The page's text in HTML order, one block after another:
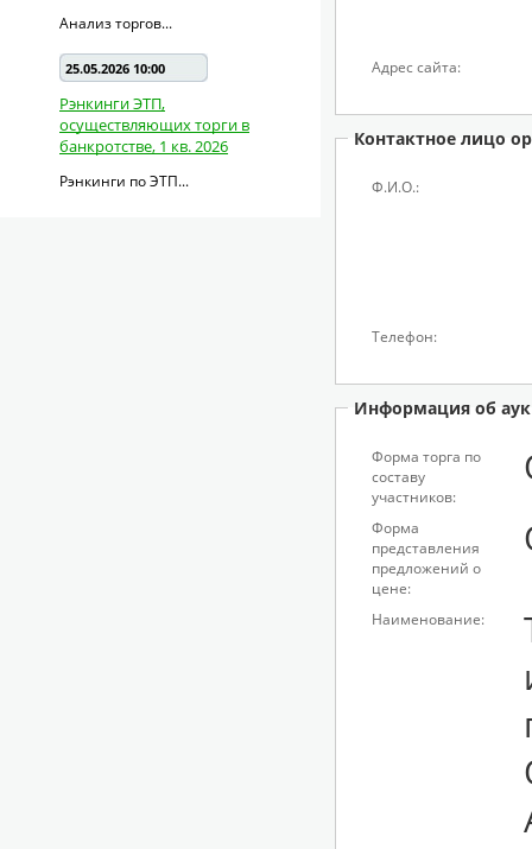
Анализ торгов...
25.05.2026 10:00
Рэнкинги ЭТП,
осуществляющих торги в
банкротстве, 1 кв. 2026
Рэнкинги по ЭТП...
Адрес сайта:
Контактное лицо
Ф.И.О.:
Телефон:
Информация об
Форма торга по
составу
участников:
Форма
представления
предложений о
цене:
Наименование: